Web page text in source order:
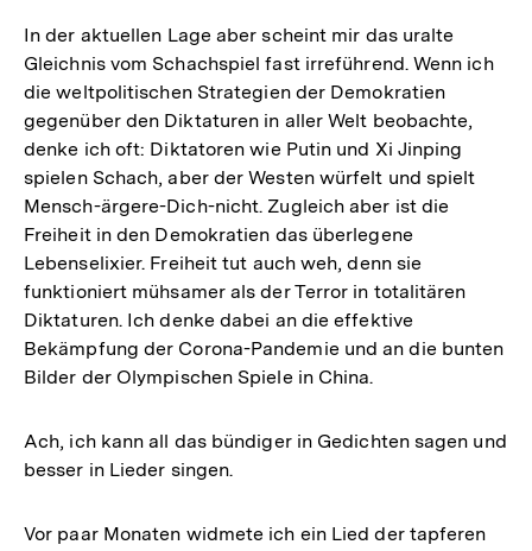
In der aktuellen Lage aber scheint mir das uralte
Gleichnis vom Schachspiel fast irreführend. Wenn ich
die weltpolitischen Strategien der Demokratien
gegenüber den Diktaturen in aller Welt beobachte,
denke ich oft: Diktatoren wie Putin und Xi Jinping
spielen Schach, aber der Westen würfelt und spielt
Mensch-ärgere-Dich-nicht. Zugleich aber ist die
Freiheit in den Demokratien das überlegene
Lebenselixier. Freiheit tut auch weh, denn sie
funktioniert mühsamer als der Terror in totalitären
Diktaturen. Ich denke dabei an die effektive
Bekämpfung der Corona-Pandemie und an die bunten
Bilder der Olympischen Spiele in China.
Ach, ich kann all das bündiger in Gedichten sagen und
besser in Lieder singen.
Vor paar Monaten widmete ich ein Lied der tapferen